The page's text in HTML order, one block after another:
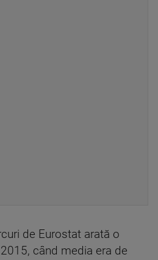
de Eurostat arată o
când media era de